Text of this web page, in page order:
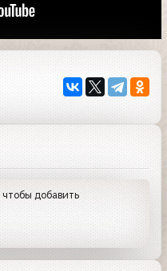
, чтобы добавить